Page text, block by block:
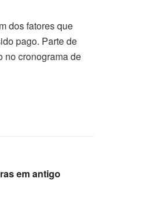
dos fatores que
pago. Parte de
no cronograma de
em antigo